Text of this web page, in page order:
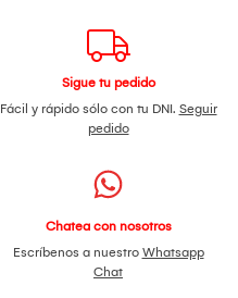
Sigue tu pedido
Fácil y rápido sólo con tu DNI. Seguir
pedido
Chatea con nosotros
Escríbenos a nuestro Whatsapp
Chat